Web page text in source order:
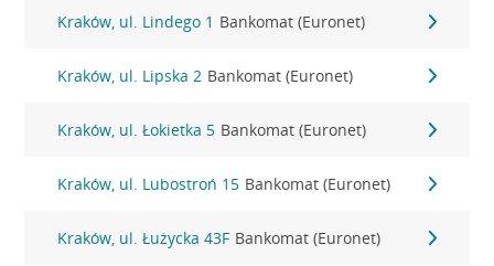
Kraków, ul. Lindego 1 Bankomat (Euronet)
Kraków, ul. Lipska 2 Bankomat (Euronet)
Kraków, ul. Łokietka 5 Bankomat (Euronet)
Kraków, ul. Lubostroń 15 Bankomat (Euronet)
Kraków, ul. Łużycka 43F Bankomat (Euronet)